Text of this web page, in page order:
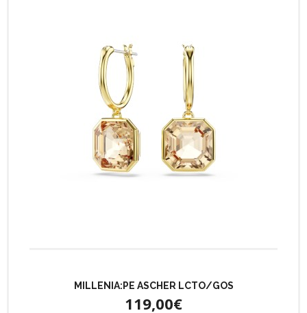
MILLENIA:PE ASCHER LCTO/GOS
119,00€